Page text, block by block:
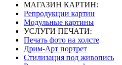
МАГАЗИН КАРТИН:
Репродукции картин
Модульные картины
УСЛУГИ ПЕЧАТИ:
Печать фото на холсте
Дрим-Арт портрет
Стилизация под живопись